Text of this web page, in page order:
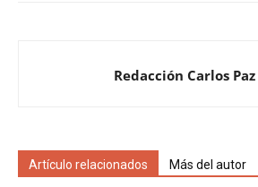
Redacción Carlos
Artículo relacionados Más del autor